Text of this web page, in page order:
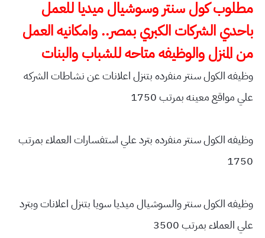
مطلوب كول سنتر وسوشيال ميديا للعمل
باحدي الشركات الكبري بمصر.. وامكانيه العمل
من المنزل والوظيفه متاحه للشباب والبنات
وظيفه الكول سنتر منفرده بتنزل اعلانات عن نشاطات الشركه
علي مواقع معينه بمرتب 1750
وظيفه الكول سنتر منفرده بترد علي استفسارات العملاء بمرتب
1750
وظيفه الكول سنتر والسوشيال ميديا سويا بتنزل اعلانات وبترد
علي العملاء بمرتب 3500